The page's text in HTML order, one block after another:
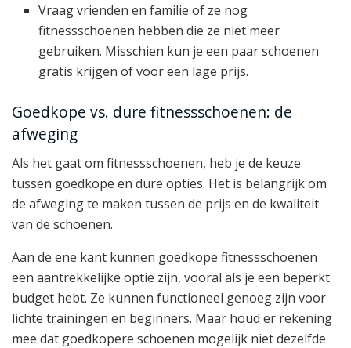
Vraag vrienden en familie of ze nog
fitnessschoenen hebben die ze niet meer
gebruiken. Misschien kun je een paar schoenen
gratis krijgen of voor een lage prijs.
Goedkope vs. dure fitnessschoenen: de
afweging
Als het gaat om fitnessschoenen, heb je de keuze
tussen goedkope en dure opties. Het is belangrijk om
de afweging te maken tussen de prijs en de kwaliteit
van de schoenen.
Aan de ene kant kunnen goedkope fitnessschoenen
een aantrekkelijke optie zijn, vooral als je een beperkt
budget hebt. Ze kunnen functioneel genoeg zijn voor
lichte trainingen en beginners. Maar houd er rekening
mee dat goedkopere schoenen mogelijk niet dezelfde